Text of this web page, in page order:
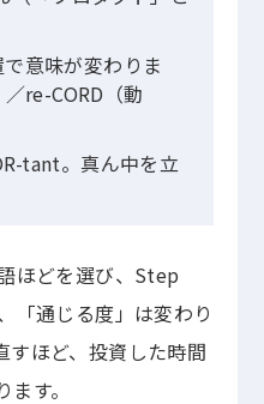
意味が変わりま
re-CORD（動
tant。真ん中を立
ほどを選び、Step
「通じる度」は変わり
すほど、投資した時間
す。